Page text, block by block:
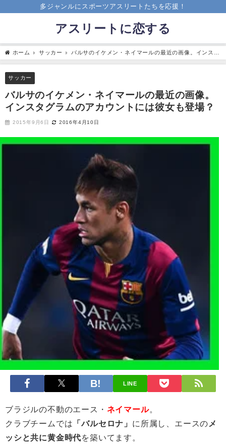
多ジャンルにスポーツアスリートたちを応援！
アスリートに恋する
ホーム サッカー
バルサのイケメン・ネイマールの最近の画像。インスタ
グラムのアカウントには彼女も登場？
サッカー
バルサのイケメン・ネイマールの最近の画像。
インスタグラムのアカウントには彼女も登場？
2015年9月6日 2016年4月10日
LINE
ブラジルの不動のエース・ ネイマール。
クラブチームでは 「バルセロナ」 に所属し、エースの メ
ッシと共に黄金時代を築いてます。